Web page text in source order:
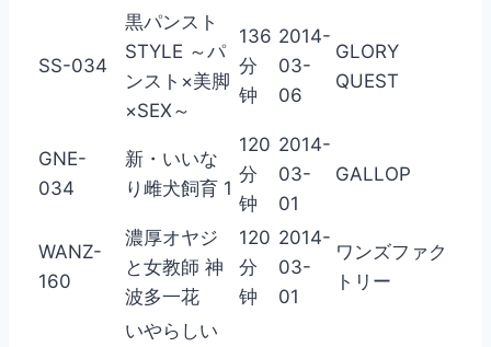
SS-034
黒パンスト
STYLE ～パ
ンスト×美脚
×SEX～
136
分
钟
2014-
03-
06
GLORY
QUEST
GNE-
034
新・いいな
り雌犬飼育 1
120
分
钟
2014-
03-
01
GALLOP
WANZ-
160
濃厚オヤジ
と女教師 神
波多一花
120
分
钟
2014-
03-
01
ワンズファク
トリー
いやらしい